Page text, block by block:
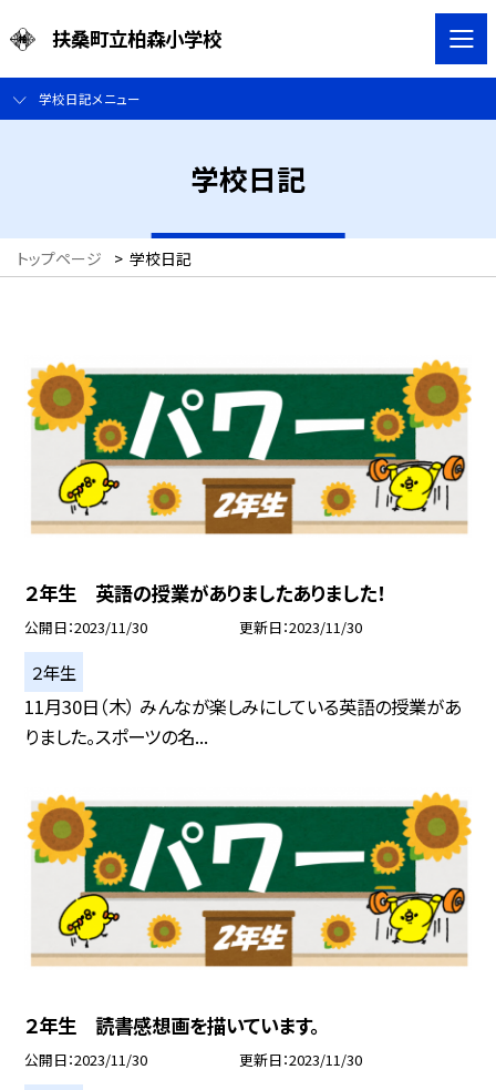
扶桑町立柏森小学校
学校日記メニュー
学校日記
トップページ > 学校日記
２年生 英語の授業がありましたありました！
公開日 2023/11/30 更新日 2023/11/30
２年生
11月30日（木） みんなが楽しみにしている英語の授業があ
りました。スポーツの名...
２年生 読書感想画を描いています。
公開日 2023/11/30 更新日 2023/11/30